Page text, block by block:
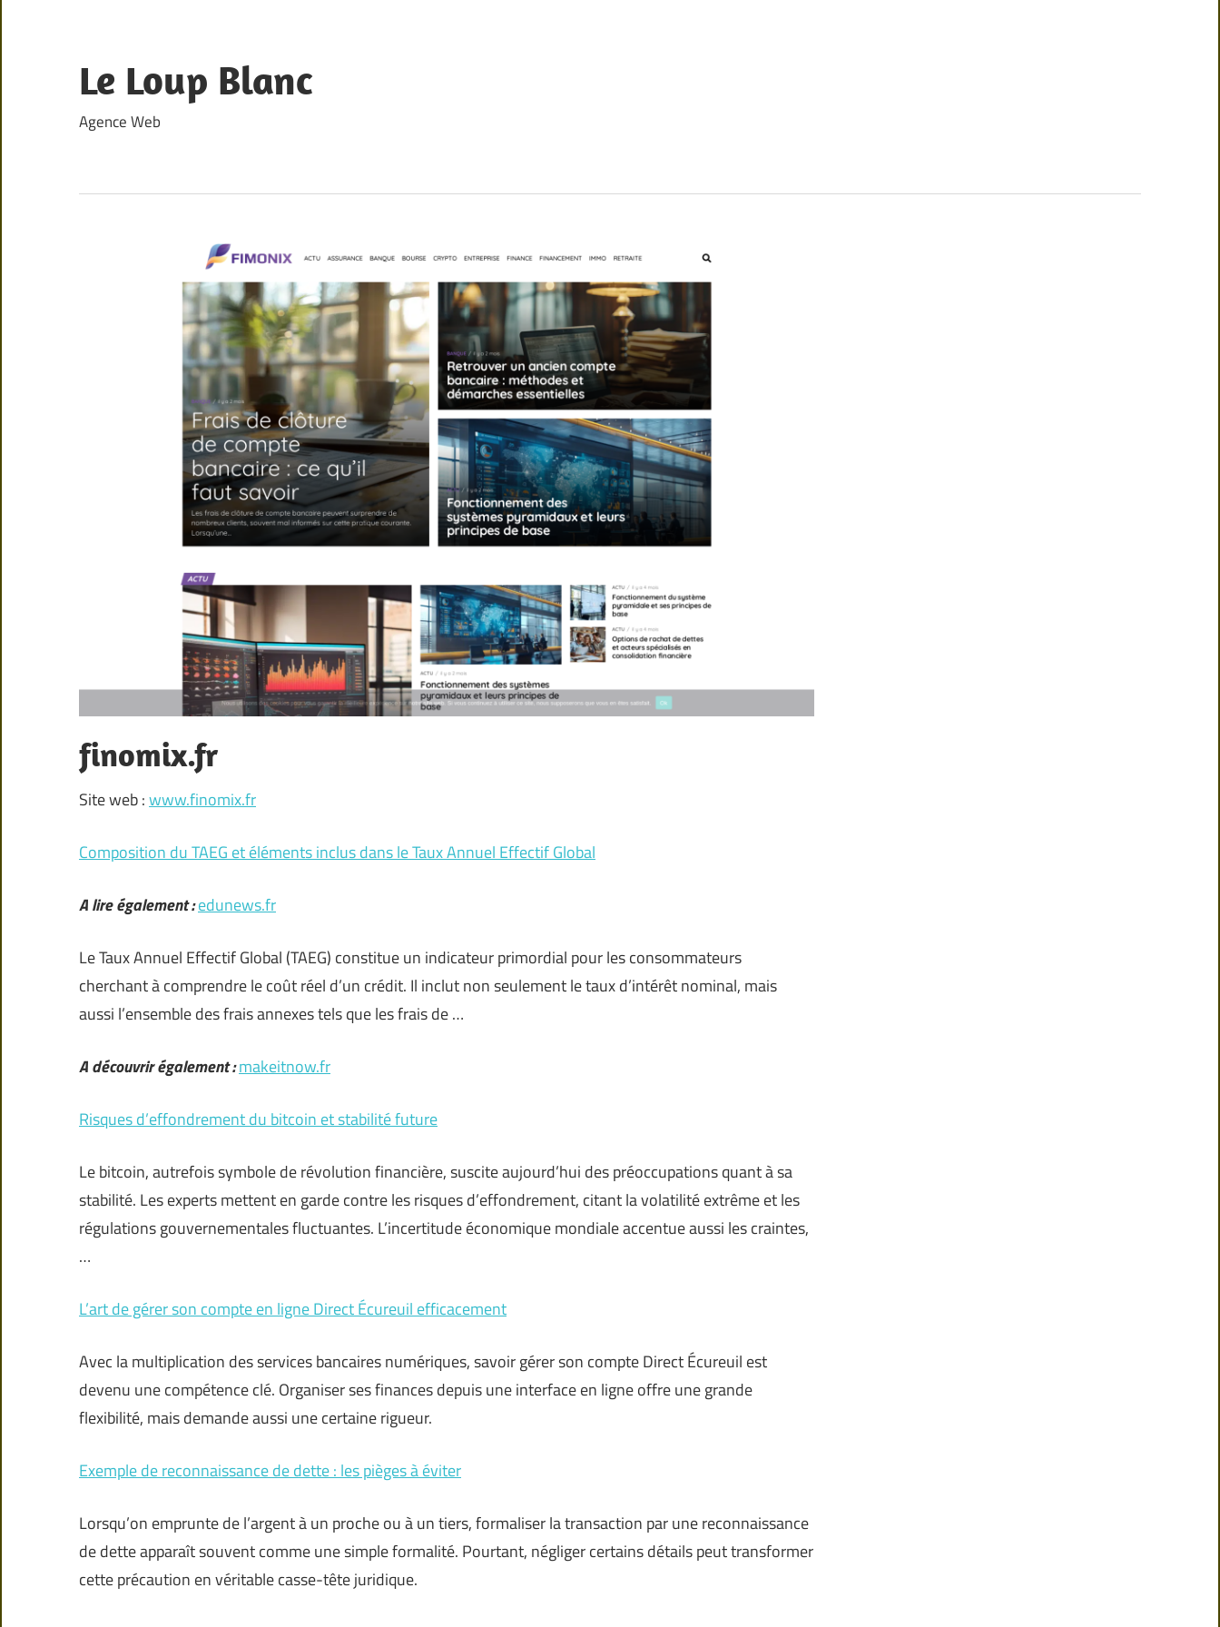
content
Le Loup Blanc
Agence Web
finomix.fr
Site web :www.finomix.fr
Composition du TAEG et éléments inclus dans le Taux Annuel Effectif Global
A lire également :edunews.fr
Le Taux Annuel Effectif Global (TAEG) constitue un indicateur primordial pour les consommateurs
cherchant à comprendre le coût réel d’un crédit. Il inclut non seulement le taux d’intérêt nominal, mais
aussi l’ensemble des frais annexes tels que les frais de …
A découvrir également :makeitnow.fr
Risques d’effondrement du bitcoin et stabilité future
Le bitcoin, autrefois symbole de révolution financière, suscite aujourd’hui des préoccupations quant à sa
stabilité. Les experts mettent en garde contre les risques d’effondrement, citant la volatilité extrême et les
régulations gouvernementales fluctuantes. L’incertitude économique mondiale accentue aussi les craintes,
…
L’art de gérer son compte en ligne Direct Écureuil efficacement
Avec la multiplication des services bancaires numériques, savoir gérer son compte Direct Écureuil est
devenu une compétence clé. Organiser ses finances depuis une interface en ligne offre une grande
flexibilité, mais demande aussi une certaine rigueur.
Exemple de reconnaissance de dette : les pièges à éviter
Lorsqu’on emprunte de l’argent à un proche ou à un tiers, formaliser la transaction par une reconnaissance
de dette apparaît souvent comme une simple formalité. Pourtant, négliger certains détails peut transformer
cette précaution en véritable casse-tête juridique.